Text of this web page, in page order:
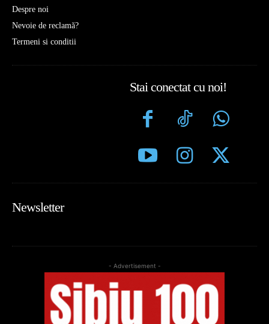
Despre noi
Nevoie de reclamă?
Termeni si conditii
Stai conectat cu noi!
Newsletter
- Advertisement -